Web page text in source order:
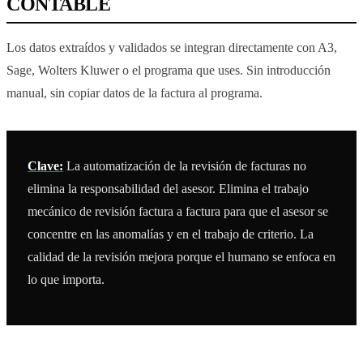
Los datos extraídos y validados se integran directamente con A3,
Sage, Wolters Kluwer o el programa que uses. Sin introducción
manual, sin copiar datos de la factura al programa.
Clave: La automatización de la revisión de facturas no
elimina la responsabilidad del asesor. Elimina el trabajo
mecánico de revisión factura a factura para que el asesor se
concentre en las anomalías y en el trabajo de criterio. La
calidad de la revisión mejora porque el humano se enfoca en
lo que importa.